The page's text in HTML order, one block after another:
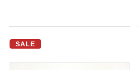
SALE